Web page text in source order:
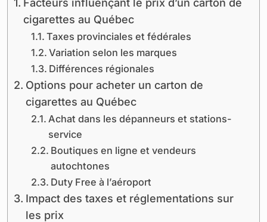
Facteurs influençant le prix d’un carton de
cigarettes au Québec
Taxes provinciales et fédérales
Variation selon les marques
Différences régionales
Options pour acheter un carton de
cigarettes au Québec
Achat dans les dépanneurs et stations-
service
Boutiques en ligne et vendeurs
autochtones
Duty Free à l’aéroport
Impact des taxes et réglementations sur
les prix